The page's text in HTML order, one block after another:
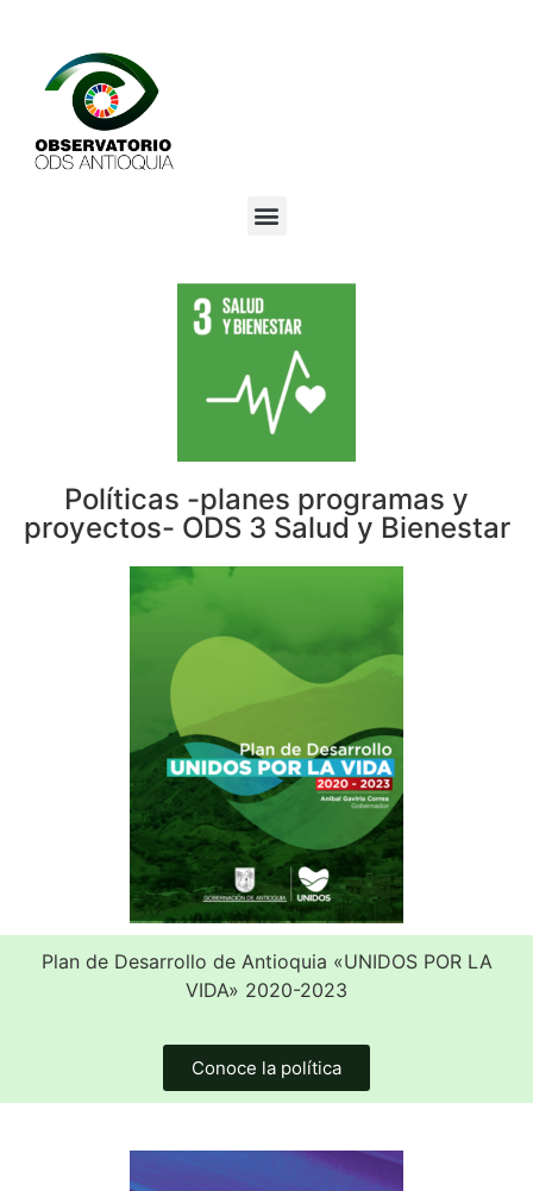
Políticas -planes programas y
proyectos- ODS 3 Salud y Bienestar
Plan de Desarrollo de Antioquia «UNIDOS POR LA
VIDA» 2020-2023
Conoce la política